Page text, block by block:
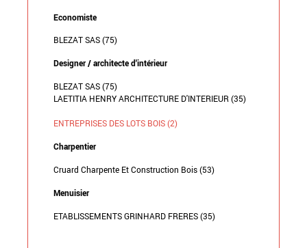
Economiste
BLEZAT SAS (75)
Designer / architecte d'intérieur
BLEZAT SAS (75)
LAETITIA HENRY ARCHITECTURE D'INTERIEUR (35)
ENTREPRISES DES LOTS BOIS (2)
Charpentier
Cruard Charpente Et Construction Bois (53)
Menuisier
ETABLISSEMENTS GRINHARD FRERES (35)